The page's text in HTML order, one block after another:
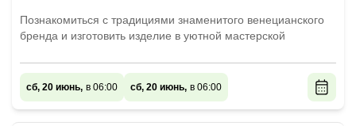
Познакомиться с традициями знаменитого венецианского
бренда и изготовить изделие в уютной мастерской
сб, 20 июнь, в 06:00 сб, 20 июнь, в 06:00